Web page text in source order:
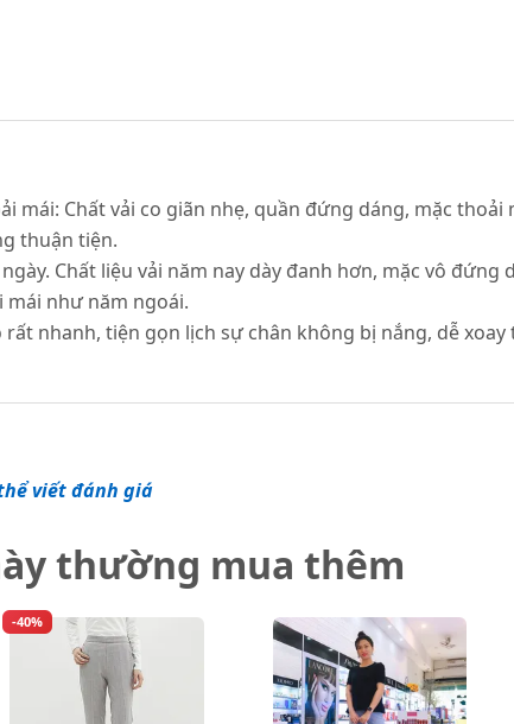
mái: Chất vải co giãn nhẹ, quần đứng dáng, mặc thoải
thuận tiện.
Chất liệu vải năm nay dày đanh hơn, mặc vô đứng
mái như năm ngoái.
nhanh, tiện gọn lịch sự chân không bị nắng, dễ
viết đánh giá
thường mua thêm
-40%